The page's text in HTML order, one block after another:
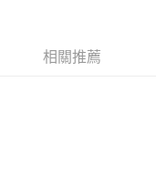
相關推薦